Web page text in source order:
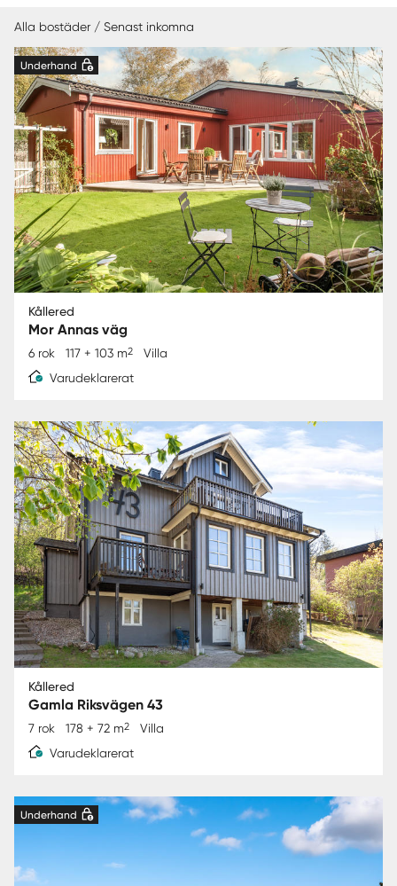
Alla bostäder / Senast inkomna
Underhand
Kållered
Mor Annas väg
6 rok 117 + 103 m2
Villa
Varudeklarerat
Kållered
Gamla Riksvägen 43
7 rok 178 + 72 m2
Villa
Varudeklarerat
Underhand